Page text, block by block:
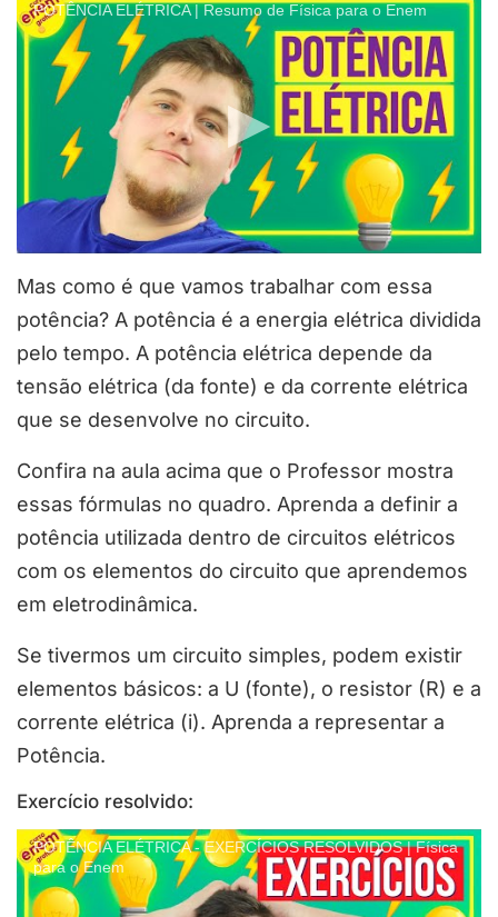
POTÊNCIA ELÉTRICA | Resumo de Física para o Enem
Mas como é que vamos trabalhar com essa
potência? A potência é a energia elétrica dividida
pelo tempo. A potência elétrica depende da
tensão elétrica (da fonte) e da corrente elétrica
que se desenvolve no circuito.
Confira na aula acima que o Professor mostra
essas fórmulas no quadro. Aprenda a definir a
potência utilizada dentro de circuitos elétricos
com os elementos do circuito que aprendemos
em eletrodinâmica.
Se tivermos um circuito simples, podem existir
elementos básicos: a U (fonte), o resistor (R) e a
corrente elétrica (i). Aprenda a representar a
Potência.
Exercício resolvido:
POTÊNCIA ELÉTRICA - EXERCÍCIOS RESOLVIDOS | Física
para o Enem